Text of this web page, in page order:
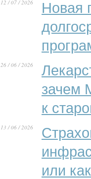
12 / 07 / 2026
Новая
26 / 06 / 2026
зачем
к
13 / 06 / 2026
или